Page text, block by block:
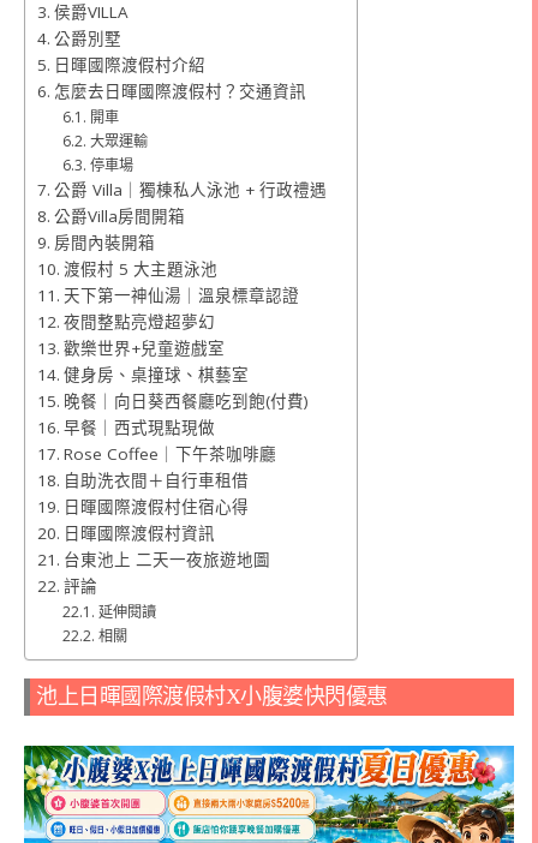
侯爵VILLA
公爵別墅
日暉國際渡假村介紹
怎麼去日暉國際渡假村？交通資訊
開車
大眾運輸
停車場
公爵 Villa｜獨棟私人泳池 + 行政禮遇
公爵Villa房間開箱
房間內裝開箱
渡假村 5 大主題泳池
天下第一神仙湯｜溫泉標章認證
夜間整點亮燈超夢幻
歡樂世界+兒童遊戲室
健身房、桌撞球、棋藝室
晚餐｜向日葵西餐廳吃到飽(付費)
早餐｜西式現點現做
Rose Coffee｜下午茶咖啡廳
自助洗衣間＋自行車租借
日暉國際渡假村住宿心得
日暉國際渡假村資訊
台東池上 二天一夜旅遊地圖
評論
延伸閱讀
相關
池上日暉國際渡假村X小腹婆快閃優惠